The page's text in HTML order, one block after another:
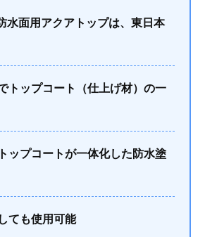
水面用アクアトップは、東日本
トップコート（仕上げ材）の一
ップコートが一体化した防水塗
ても使用可能